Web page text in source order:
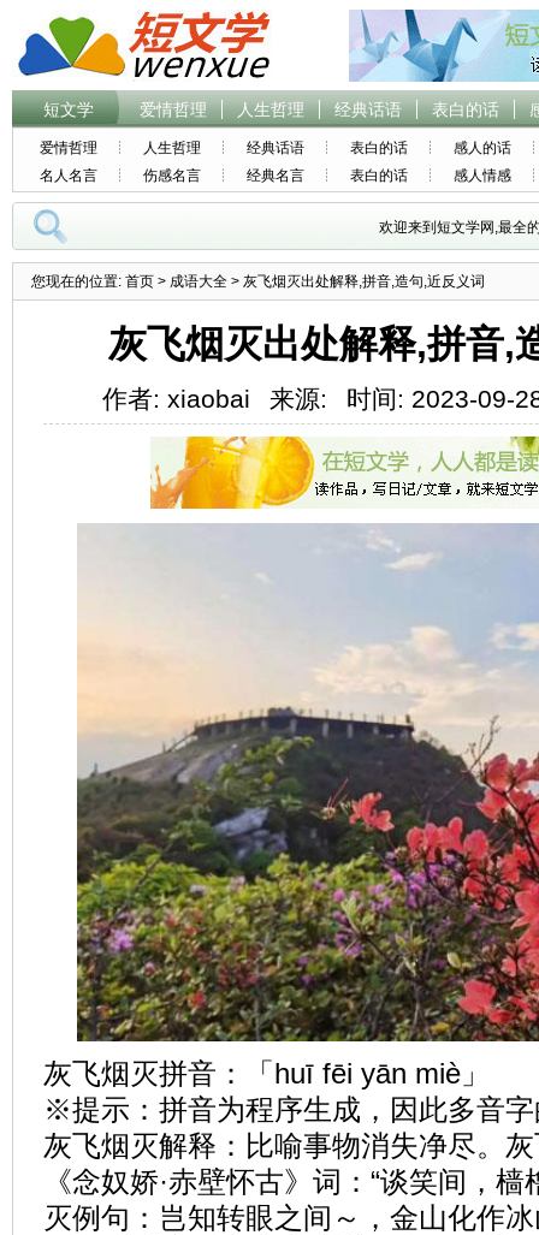
短文学 爱情哲理 人生哲理 经典话语 表白的话
爱情哲理 人生哲理 经典话语 表白的话
感人的话
名人名言
伤感名言 经典名言 表白的话 感人情感
欢迎来到短文学网,最全
您现在的位置: 首页 > 成语大全 > 灰飞烟灭出处解释,拼音,造句,近反义词
灰飞烟灭出处解释,拼音,
作者: xiaobai 来源: 时间: 2023-09-
灰飞烟灭拼音：「huī fēi yān miè」
※提示：拼音为程序生成，因此多音
灰飞烟灭解释：比喻事物消失净尽。
《念奴娇·赤壁怀古》词：“谈笑间，
灭例句：岂知转眼之间～，金山化作